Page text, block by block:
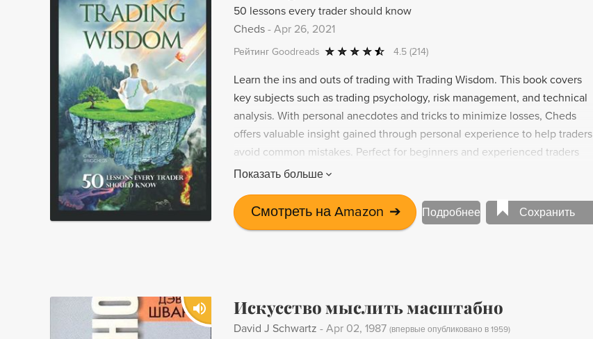
50 lessons every trader should know
Cheds - Apr 26, 2021
Рейтинг Goodreads 4.5 (214)
Learn the ins and outs of trading with Trading Wisdom. This book covers
key subjects such as trading psychology, risk management, and technical
analysis. With personal anecdotes and tricks to minimize losses, Cheds
offers valuable insight gained through personal experience to help traders
avoid common mistakes. Perfect for beginners and experienced traders
alike, this book condenses years of work into one comprehensive guide.
been through it all.
Показать больше
Смотреть на Amazon ➔ Подробнее Сохранить
Искусство мыслить масштабно
David J Schwartz - Apr 02, 1987 (впервые опубликовано в 1959)